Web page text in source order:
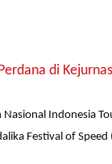
di
Indonesia
Festival of Speed